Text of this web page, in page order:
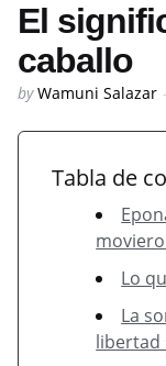
El
caballo
Posted
by Wamuni Salazar
Tabla de
Lo
La
libertad